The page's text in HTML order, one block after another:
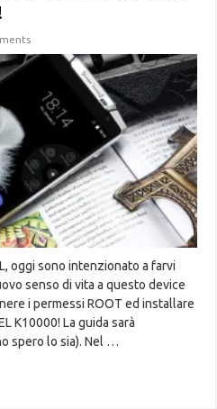
oggi sono intenzionato a farvi
senso di vita a questo device
i permessi ROOT ed installare
K10000! La guida sarà
spero lo sia). Nel …